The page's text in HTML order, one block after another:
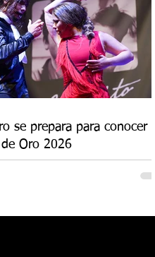
se prepara para conocer al
de Oro 2026